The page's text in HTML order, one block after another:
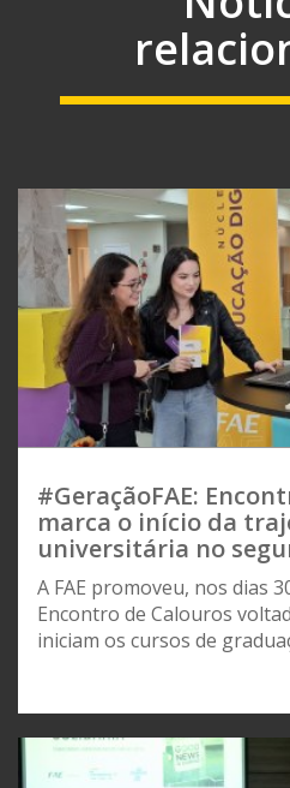
#GeraçãoFAE:
marca o início da
universitária no
A FAE promoveu, nos dias
Encontro de Calouros
iniciam os cursos de